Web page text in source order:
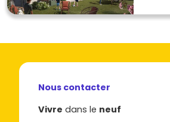
Nous contacter
Vivre dans le neuf